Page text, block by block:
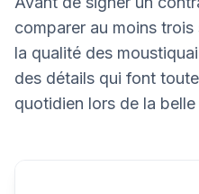
comparer au moins
la qualité des
des détails qui font
quotidien lors de la belle